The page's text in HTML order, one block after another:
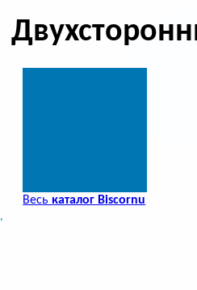
,
Веськаталог Biscornu